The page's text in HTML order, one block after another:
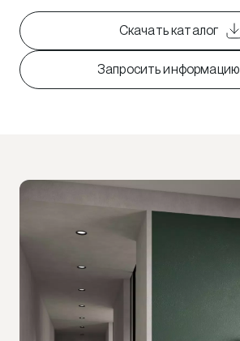
Скачать каталог
Запросить информацию